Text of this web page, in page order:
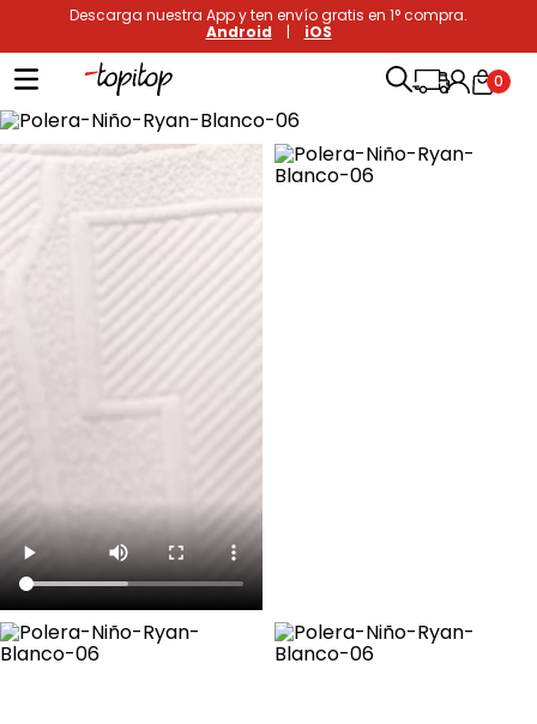
Descarga nuestra App y ten envío gratis en 1° compra.
Android | iOS
0